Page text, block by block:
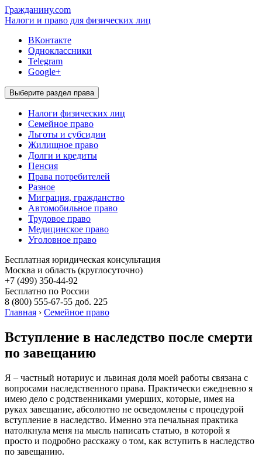
Гражданину.com
Налоги и право для физических лиц
ВКонтакте
Одноклассники
Telegram
Google+
Выберите раздел права
Налоги физических лиц
Семейное право
Льготы и субсидии
Жилищное право
Долги и кредиты
Пенсия
Права потребителей
Разное
Миграция, гражданство
Автомобильное право
Трудовое право
Медицинское право
Уголовное право
Бесплатная юридическая консультация
Москва и область (круглосуточно)
+7 (499) 350-44-92
Бесплатно по России
8 (800) 555-67-55 доб. 225
Главная › Семейное право
Вступление в наследство после смерти
по завещанию
Я – частный нотариус и львиная доля моей работы связана с
вопросами наследственного права. Практически ежедневно я
имею дело с родственниками умерших, которые, имея на
руках завещание, абсолютно не осведомлены с процедурой
вступление в наследство. Именно эта печальная практика
натолкнула меня на мысль написать статью, в которой я
просто и подробно расскажу о том, как вступить в наследство
по завещанию.